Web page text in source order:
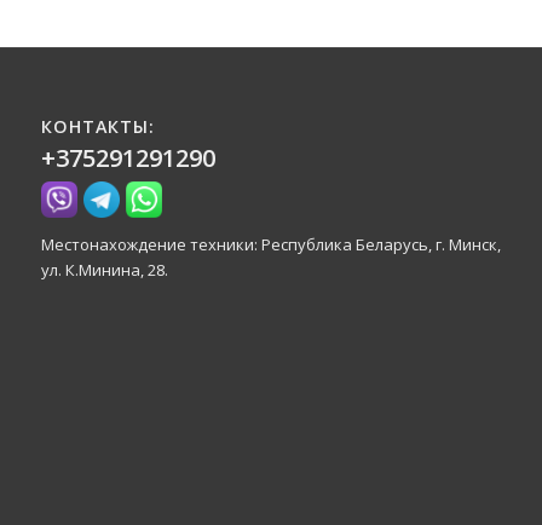
КОНТАКТЫ:
+375291291290
Местонахождение техники: Республика Беларусь, г. Минск,
ул. К.Минина, 28.